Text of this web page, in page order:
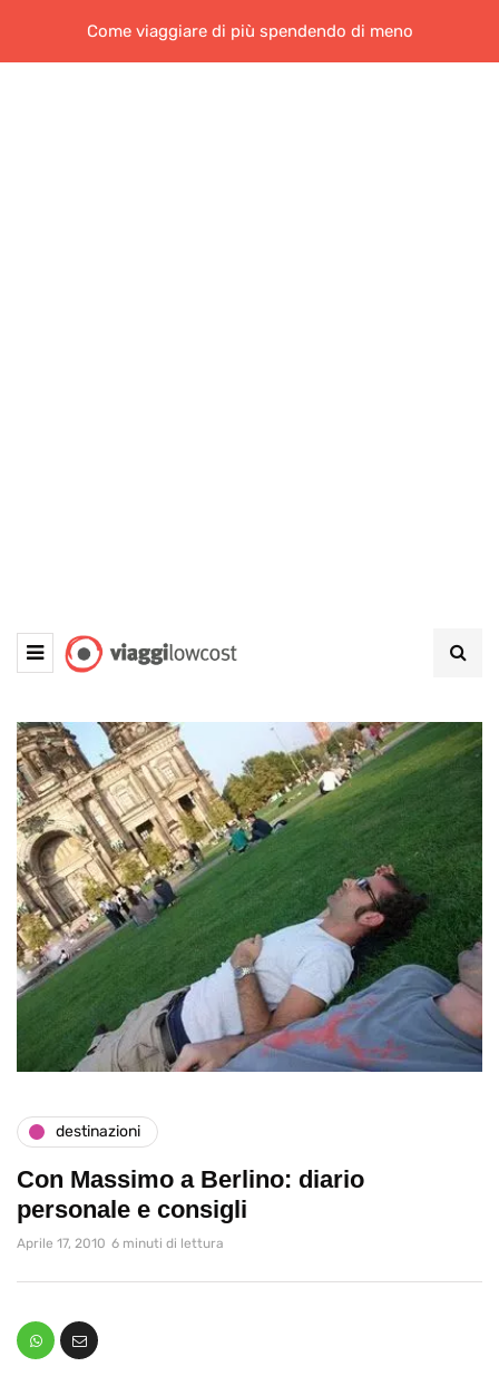
Come viaggiare di più spendendo di meno
destinazioni
Con Massimo a Berlino: diario
personale e consigli
Aprile 17, 2010 6 minuti di lettura